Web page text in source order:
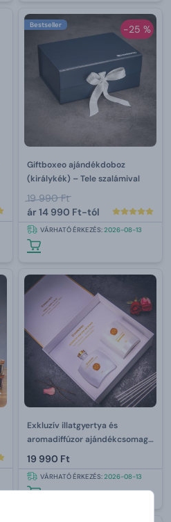
-25 %
Bestseller
Giftboxeo ajándékdoboz
(királykék) – Tele szalámival
19 990 Ft
ár14 990 Ft-tól
VÁRHATÓ ÉRKEZÉS:2026-08-13
Exkluzív illatgyertya és
aromadiffúzor ajándékcsomag
intenzív illattal – Vanilla Warm
& Rose
19 990 Ft
VÁRHATÓ ÉRKEZÉS:2026-08-13